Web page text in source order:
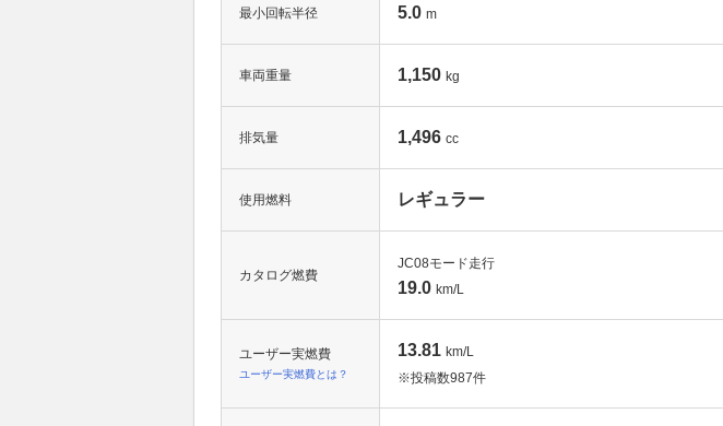
最小回転半径 5.0 m
車両重量 1,150 kg
排気量 1,496 cc
使用燃料 レギュラー
カタログ燃費
JC08モード走行
19.0 km/L
ユーザー実燃費
ユーザー実燃費とは？
13.81 km/L
※投稿数987件